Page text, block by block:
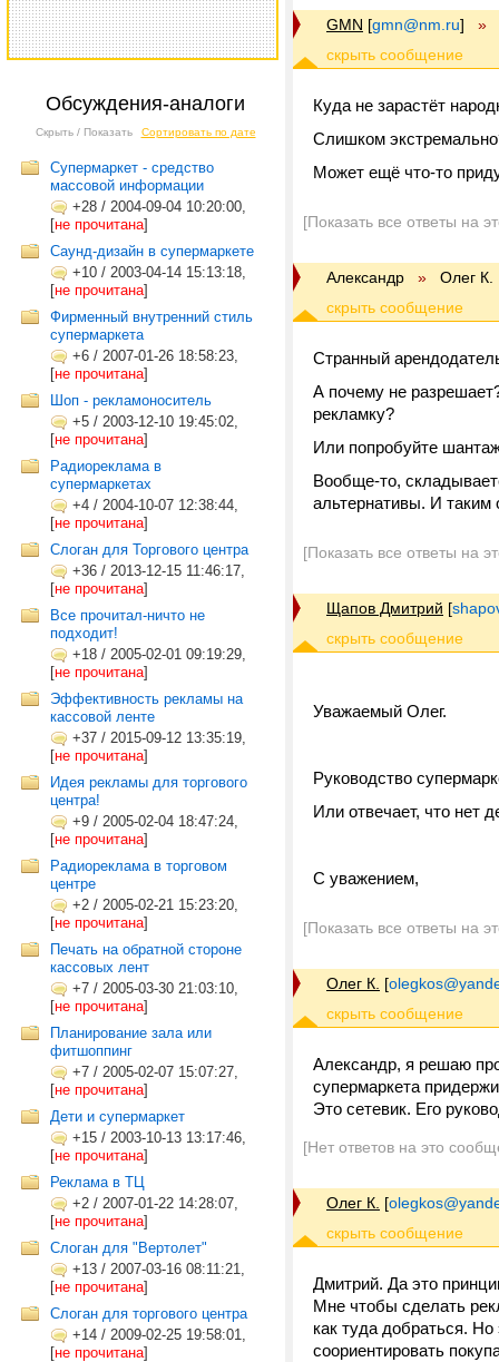
Обсуждения-аналоги
Скрыть / Показать Сортировать по дате
Супермаркет - средство
массовой информации
+28 / 2004-09-04 10:20:00,
[не прочитана]
Саунд-дизайн в супермаркете
+10 / 2003-04-14 15:13:18,
[не прочитана]
Фирменный внутренний стиль
супермаркета
+6 / 2007-01-26 18:58:23,
[не прочитана]
Шоп - рекламоноситель
+5 / 2003-12-10 19:45:02,
[не прочитана]
Радиореклама в
супермаркетах
+4 / 2004-10-07 12:38:44,
[не прочитана]
Слоган для Торгового центра
+36 / 2013-12-15 11:46:17,
[не прочитана]
Все прочитал-ничто не
подходит!
+18 / 2005-02-01 09:19:29,
[не прочитана]
Эффективность рекламы на
кассовой ленте
+37 / 2015-09-12 13:35:19,
[не прочитана]
Идея рекламы для торгового
центра!
+9 / 2005-02-04 18:47:24,
[не прочитана]
Радиореклама в торговом
центре
+2 / 2005-02-21 15:23:20,
[не прочитана]
Печать на обратной стороне
кассовых лент
+7 / 2005-03-30 21:03:10,
[не прочитана]
Планирование зала или
фитшоппинг
+7 / 2005-02-07 15:07:27,
[не прочитана]
Дети и супермаркет
+15 / 2003-10-13 13:17:46,
[не прочитана]
Реклама в ТЦ
+2 / 2007-01-22 14:28:07,
[не прочитана]
Слоган для "Вертолет"
+13 / 2007-03-16 08:11:21,
[не прочитана]
Cлоган для торгового центра
+14 / 2009-02-25 19:58:01,
[не прочитана]
GMN [gmn@nm.ru] »
Куда не зарастёт
Слишком
Может ещё что-то
[Показать все ответы на
Александр » Олег К.
Странный
А почему не
рекламку?
Или попробуйте
Вообще-то,
альтернативы. И
[Показать все ответы на
Щапов Дмитрий [
Уважаемый Олег.
Руководство
Или отвечает, что нет
С уважением,
[Показать все ответы на
Олег К. [
Александр, я решаю
супермаркета
Это сетевик. Его
[Нет ответов на это
Олег К. [
Дмитрий. Да это
Мне чтобы сделать
как туда добраться.
соориентировать